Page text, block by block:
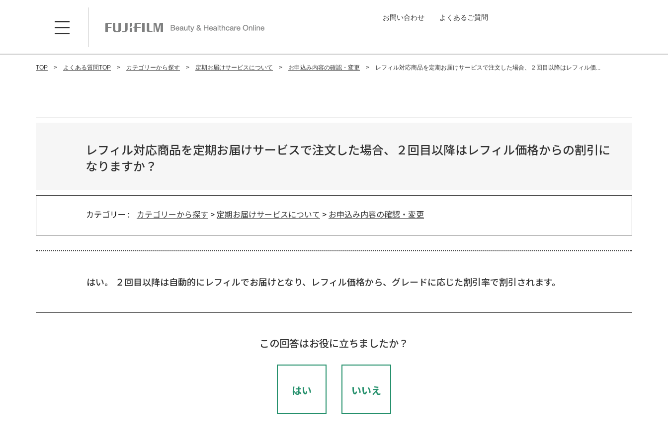
お問い合わせ よくあるご質問
TOP よくある質問TOP カテゴリーから探す 定期お届けサービスについて お申込み内容の確認・変更 レフィル対応商品を定期お届けサービスで注文した場合、２回目以降はレフィル価...
レフィル対応商品を定期お届けサービスで注文した場合、２回目以降はレフィル価格からの割引に
なりますか？
カテゴリー : カテゴリーから探す > 定期お届けサービスについて > お申込み内容の確認・変更
はい。 ２回目以降は自動的にレフィルでお届けとなり、レフィル価格から、グレードに応じた割引率で割引されます。
この回答はお役に立ちましたか？
はい いいえ